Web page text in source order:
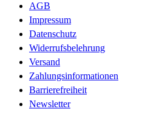
AGB
Impressum
Datenschutz
Widerrufsbelehrung
Versand
Zahlungsinformationen
Barrierefreiheit
Newsletter